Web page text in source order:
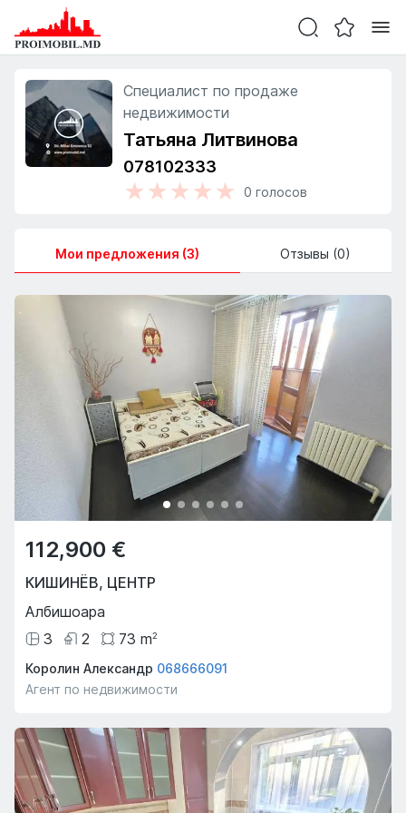
Специалист по продаже
недвижимости
Татьяна Литвинова
078102333
★
★
★
★
★ 0 голосов
Мои предложения (3) Отзывы (0)
112,900 €
КИШИНЁВ, ЦЕНТР
Албишоара
3
2 73 m2
Королин Александр 068666091
Агент по недвижимости